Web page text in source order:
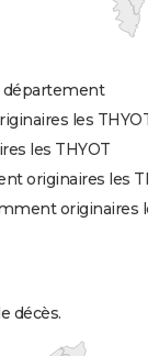
département
les THYOT
les THYOT
originaires les
originaires
décès.